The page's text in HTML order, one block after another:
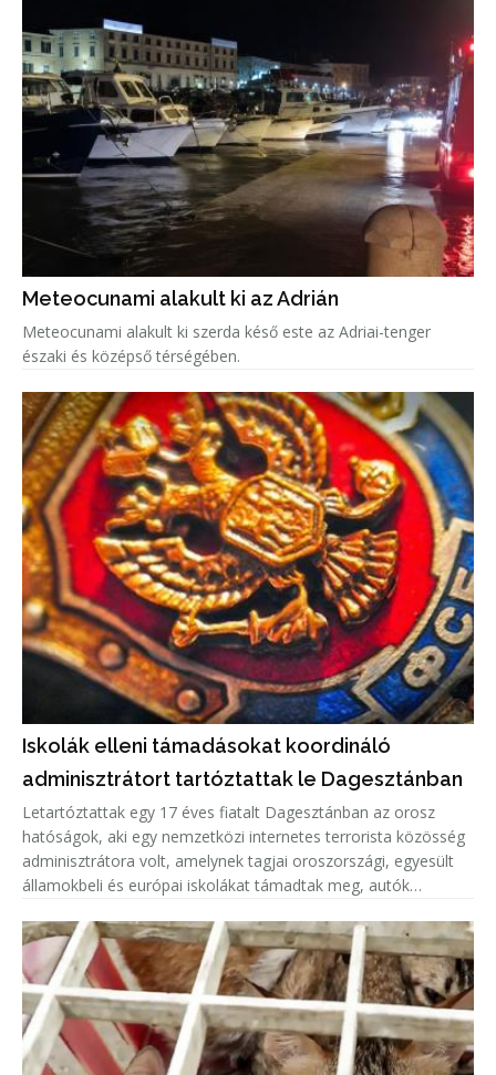
Meteocunami alakult ki az Adrián
Meteocunami alakult ki szerda késő este az Adriai-tenger
északi és középső térségében.
Iskolák elleni támadásokat koordináló
adminisztrátort tartóztattak le Dagesztánban
Letartóztattak egy 17 éves fiatalt Dagesztánban az orosz
hatóságok, aki egy nemzetközi internetes terrorista közösség
adminisztrátora volt, amelynek tagjai oroszországi, egyesült
államokbeli és európai iskolákat támadtak meg, autók